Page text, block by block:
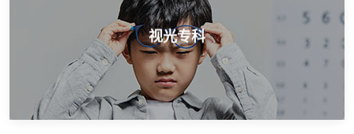
视光专科
视光专科
权威医学验光配镜，配镜正规医院